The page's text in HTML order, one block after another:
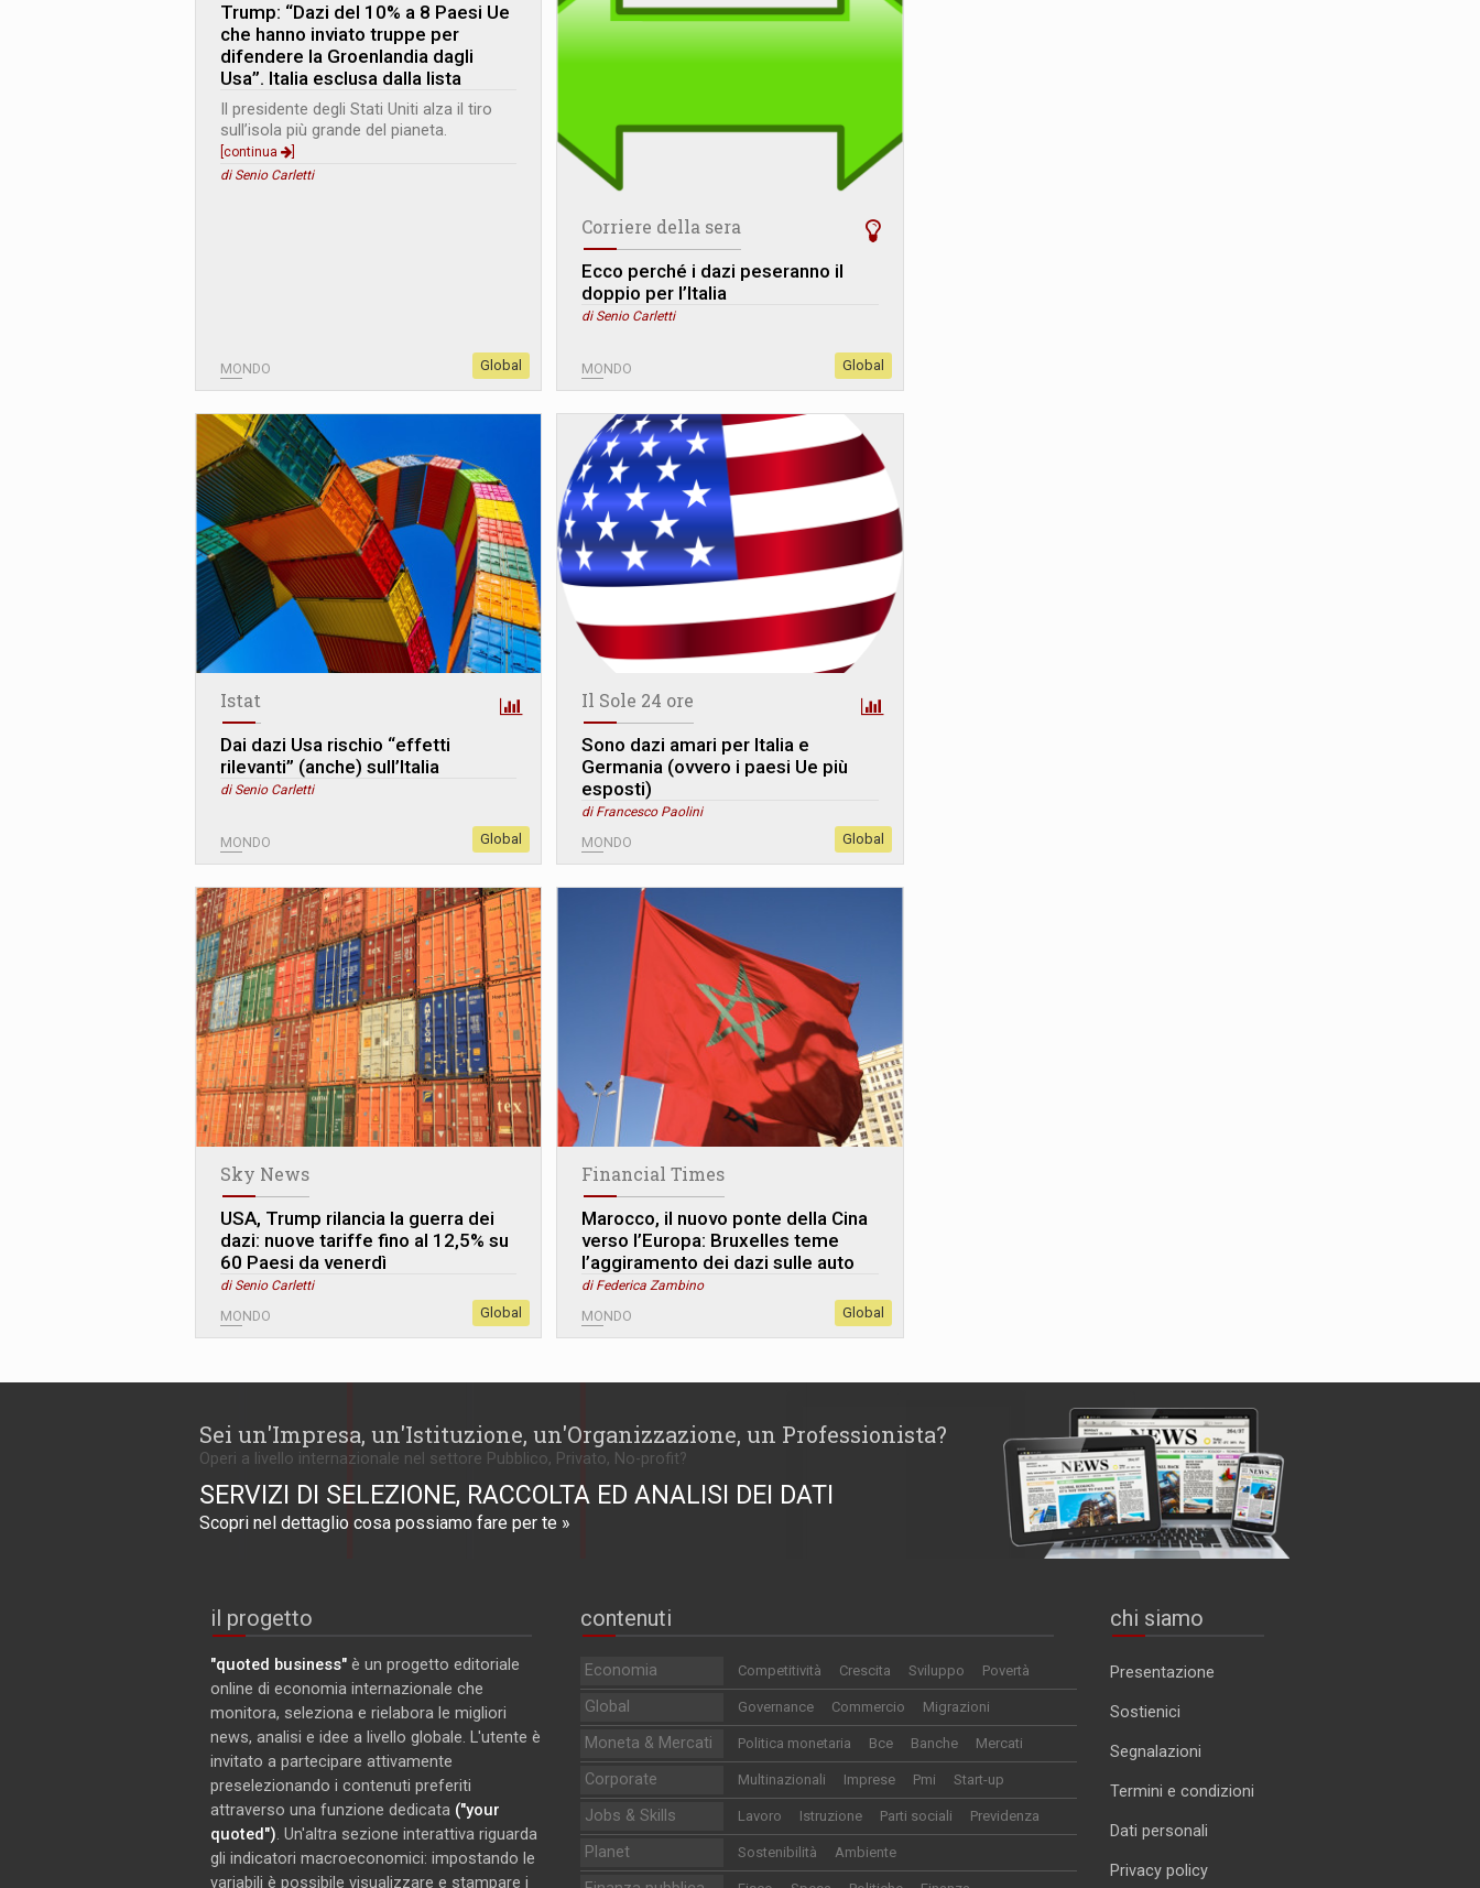
Trump: “Dazi del 10% a 8 Paesi Ue
che hanno inviato truppe per
difendere la Groenlandia dagli
Usa”. Italia esclusa dalla lista
Il presidente degli Stati Uniti alza il tiro
sull’isola più grande del pianeta.
[continua
di Senio Carletti
MONDO Global
Corriere della sera
Ecco perché i dazi peseranno il
doppio per l’Italia
di Senio Carletti
MONDO Global
Istat
Dai dazi Usa rischio “effetti
rilevanti” (anche) sull’Italia
di Senio Carletti
MONDO Global
Il Sole 24 ore
Sono dazi amari per Italia e
Germania (ovvero i paesi Ue più
esposti)
di Francesco Paolini
MONDO Global
Sky News
USA, Trump rilancia la guerra dei
dazi: nuove tariffe fino al 12,5% su
60 Paesi da venerdì
di Senio Carletti
MONDO Global
Financial Times
Marocco, il nuovo ponte della Cina
verso l’Europa: Bruxelles teme
l’aggiramento dei dazi sulle auto
di Federica Zambino
MONDO Global
Sei un'Impresa, un'Istituzione, un'Organizzazione, un Professionista?
Operi a livello internazionale nel settore Pubblico, Privato, No-profit?
SERVIZI DI SELEZIONE, RACCOLTA ED ANALISI DEI DATI
Scopri nel dettaglio cosa possiamo fare per te »
il progetto
"quoted business" è un progetto editoriale
online di economia internazionale che
monitora, seleziona e rielabora le migliori
news, analisi e idee a livello globale. L'utente è
invitato a partecipare attivamente
preselezionando i contenuti preferiti
attraverso una funzione dedicata ("your
quoted"). Un'altra sezione interattiva riguarda
gli indicatori macroeconomici: impostando le
variabili è possibile visualizzare e stampare i
contenuti
Economia Competitività Crescita Sviluppo Povertà
Global Governance Commercio Migrazioni
Moneta & Mercati Politica monetaria Bce Banche Mercati
Corporate Multinazionali Imprese Pmi Start-up
Jobs & Skills Lavoro Istruzione Parti sociali Previdenza
Planet Sostenibilità Ambiente
chi siamo
Presentazione
Sostienici
Segnalazioni
Termini e condizioni
Dati personali
Privacy policy